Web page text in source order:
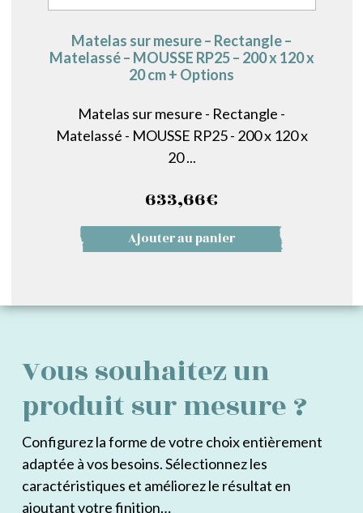
Matelas sur mesure – Rectangle –
Matelassé – MOUSSE RP25 – 200 x 120 x
20 cm + Options
Matelas sur mesure - Rectangle -
Matelassé - MOUSSE RP25 - 200 x 120 x
20 ...
633,66€
Ajouter au panier
Vous souhaitez un
produit sur mesure ?
Configurez la forme de votre choix entièrement
adaptée à vos besoins. Sélectionnez les
caractéristiques et améliorez le résultat en
ajoutant votre finition…